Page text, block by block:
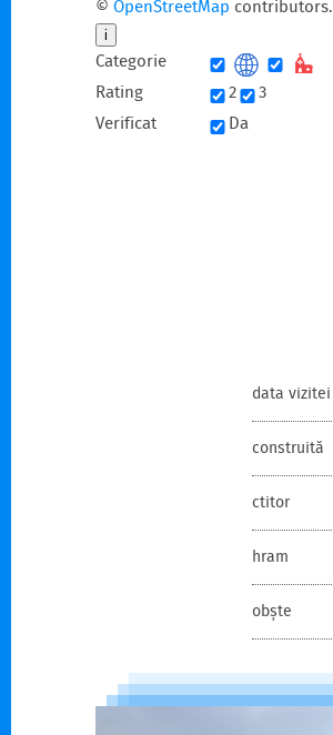
© OpenStreetMap contributors.
i
Categorie
Rating
2
3
Verificat
Da
data vizitei
construită
ctitor
hram
obște